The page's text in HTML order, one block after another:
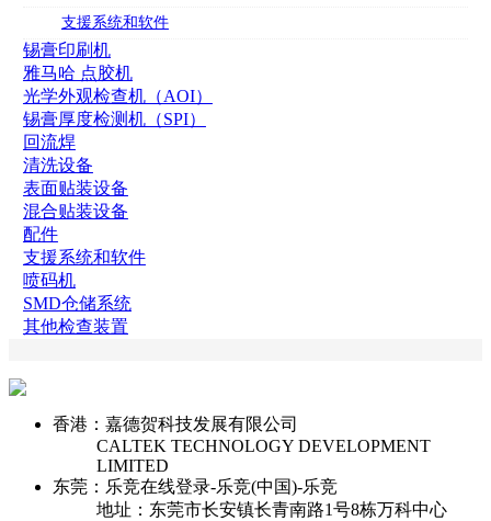
支援系统和软件
锡膏印刷机
雅马哈 点胶机
光学外观检查机（AOI）
锡膏厚度检测机（SPI）
回流焊
清洗设备
表面贴装设备
混合贴装设备
配件
支援系统和软件
喷码机
SMD仓储系统
其他检查装置
香港：嘉德贺科技发展有限公司
CALTEK TECHNOLOGY DEVELOPMENT
LIMITED
东莞：乐竞在线登录-乐竞(中国)-乐竞
地址：东莞市长安镇长青南路1号8栋万科中心